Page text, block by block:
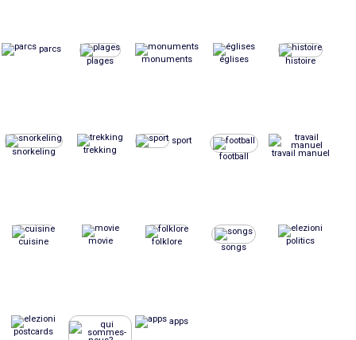
parcs
plages
monuments églises histoire
snorkeling trekking
sport
football
travail manuel
cuisine movie folklore
songs
politics
postcards
apps